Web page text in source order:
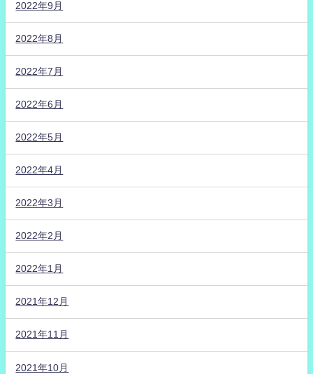
2022年9月
2022年8月
2022年7月
2022年6月
2022年5月
2022年4月
2022年3月
2022年2月
2022年1月
2021年12月
2021年11月
2021年10月